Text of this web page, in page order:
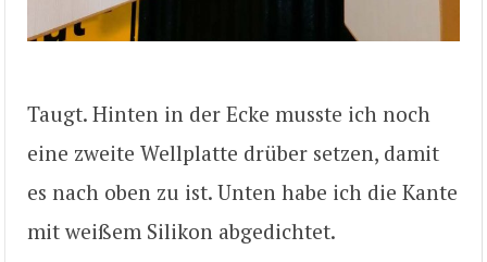
Taugt. Hinten in der Ecke musste ich noch
eine zweite Wellplatte drüber setzen, damit
es nach oben zu ist. Unten habe ich die Kante
mit weißem Silikon abgedichtet.